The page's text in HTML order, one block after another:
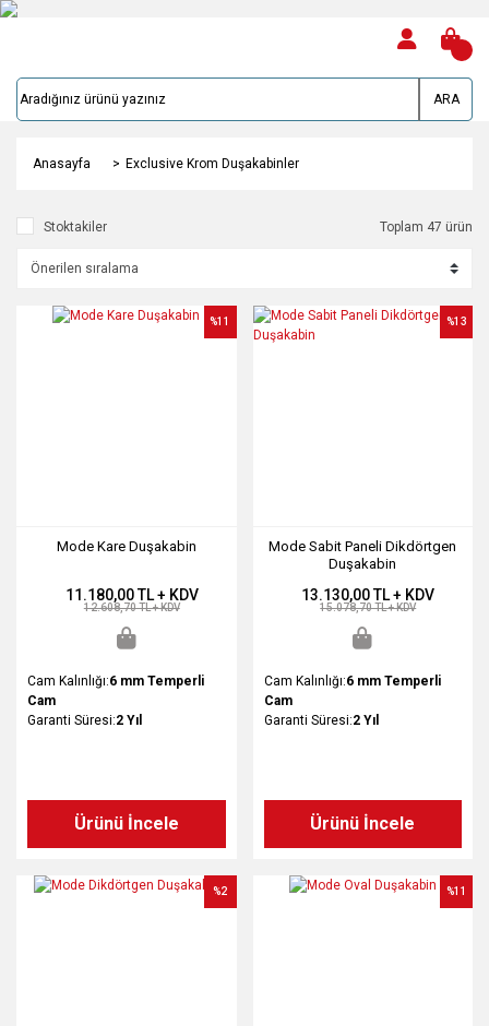
ARA
Anasayfa Exclusive Krom Duşakabinler
Stoktakiler Toplam 47 ürün
Mode Kare Duşakabin
%11
11.180,00 TL + KDV
12.608,70 TL + KDV
Cam Kalınlığı:6 mm Temperli
Cam
Garanti Süresi:2 Yıl
Ürünü İncele
Mode Sabit Paneli Dikdörtgen
Duşakabin
%13
13.130,00 TL + KDV
15.078,70 TL + KDV
Cam Kalınlığı:6 mm Temperli
Cam
Garanti Süresi:2 Yıl
Ürünü İncele
%2 %11